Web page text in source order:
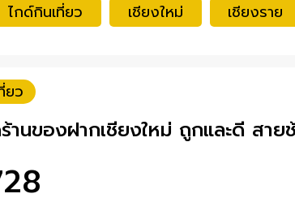
ไกด์กินเที่ยว เชียงใหม่ เชียงราย
ยว
นของฝากเชียงใหม่ ถูกและดี สา